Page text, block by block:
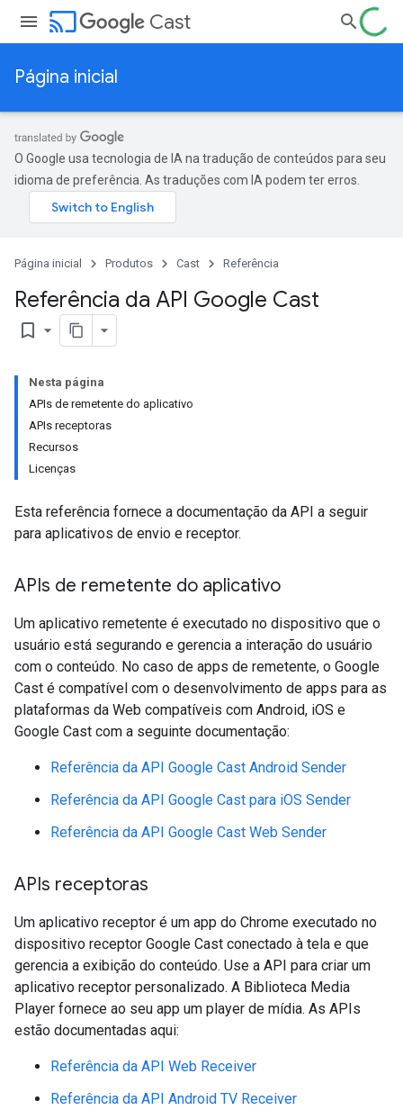
cast Cast
Página inicial
O Google usa tecnologia de IA na tradução de conteúdos para seu
idioma de preferência. As traduções com IA podem ter erros.
Página inicial Produtos Cast Referência
Referência da API Google Cast
bookmark_border
Nesta página
APIs de remetente do aplicativo
APIs receptoras
Recursos
Licenças
Esta referência fornece a documentação da API a seguir
para aplicativos de envio e receptor.
APIs de remetente do aplicativo
Um aplicativo remetente é executado no dispositivo que o
usuário está segurando e gerencia a interação do usuário
com o conteúdo. No caso de apps de remetente, o Google
Cast é compatível com o desenvolvimento de apps para as
plataformas da Web compatíveis com Android, iOS e
Google Cast com a seguinte documentação:
Referência da API Google Cast Android Sender
Referência da API Google Cast para iOS Sender
Referência da API Google Cast Web Sender
APIs receptoras
Um aplicativo receptor é um app do Chrome executado no
dispositivo receptor Google Cast conectado à tela e que
gerencia a exibição do conteúdo. Use a API para criar um
aplicativo receptor personalizado. A Biblioteca Media
Player fornece ao seu app um player de mídia. As APIs
estão documentadas aqui:
Referência da API Web Receiver
Referência da API Android TV Receiver